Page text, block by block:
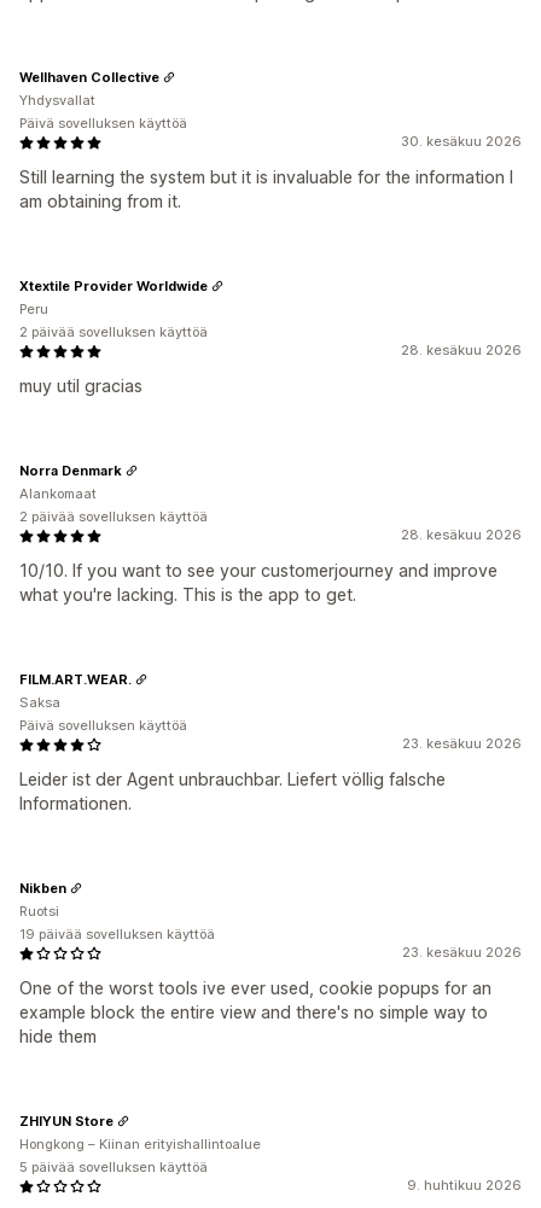
30. kesäkuu 2026
Still learning the system but it is invaluable for the information I
am obtaining from it.
Wellhaven Collective
Yhdysvallat
Päivä sovelluksen käyttöä
28. kesäkuu 2026
muy util gracias
Xtextile Provider Worldwide
Peru
2 päivää sovelluksen käyttöä
28. kesäkuu 2026
10/10. If you want to see your customerjourney and improve
what you're lacking. This is the app to get.
Norra Denmark
Alankomaat
2 päivää sovelluksen käyttöä
23. kesäkuu 2026
Leider ist der Agent unbrauchbar. Liefert völlig falsche
Informationen.
FILM.ART.WEAR.
Saksa
Päivä sovelluksen käyttöä
23. kesäkuu 2026
One of the worst tools ive ever used, cookie popups for an
example block the entire view and there's no simple way to
hide them
Nikben
Ruotsi
19 päivää sovelluksen käyttöä
9. huhtikuu 2026
ZHIYUN Store
Hongkong – Kiinan erityishallintoalue
5 päivää sovelluksen käyttöä